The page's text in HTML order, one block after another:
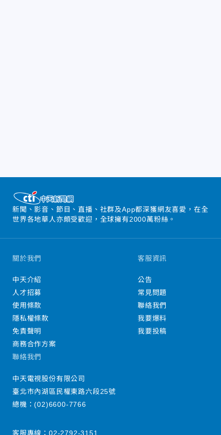
新聞、影音、節目、直播、社群及App都深獲網友喜愛，在全
世界各地華人亦頗受歡迎，全球擁有2000萬粉絲。
關於我們
中天介紹
人才招募
使用條款
隱私權條款
免責聲明
商務合作方案
客服資訊
公告
常見問題
聯絡我們
我要爆料
我要投稿
聯絡我們
中天電視股份有限公司
臺北市內湖區民權東路六段25號
總機：(02)6600-7766
客服專線： 02-2792-3151